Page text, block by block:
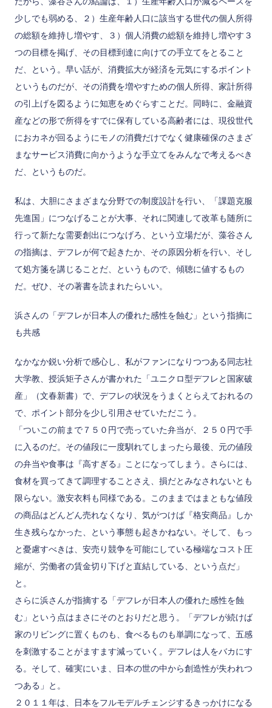
少しでも弱める、２）生産年齢人口に該当する世代の個人所得
の総額を維持し増やす、３）個人消費の総額を維持し増やす３
つの目標を掲げ、その目標到達に向けての手立てをとること
だ、という。早い話が、消費拡大が経済を元気にするポイント
というものだが、その消費を増やすための個人所得、家計所得
の引上げを図るように知恵をめぐらすことだ。同時に、金融資
産などの形で所得をすでに保有している高齢者には、現役世代
におカネが回るようにモノの消費だけでなく健康確保のさまざ
まなサービス消費に向かうような手立てをみんなで考えるべき
だ、というものだ。
私は、大胆にさまざまな分野での制度設計を行い、「課題克服
先進国」につなげることが大事、それに関連して改革も随所に
行って新たな需要創出につなげろ、という立場だが、藻谷さん
の指摘は、デフレが何で起きたか、その原因分析を行い、そし
て処方箋を講じることだ、というもので、傾聴に値するもの
だ。ぜひ、その著書を読まれたらいい。
浜さんの「デフレが日本人の優れた感性を蝕む」という指摘に
も共感
なかなか鋭い分析で感心し、私がファンになりつつある同志社
大学教、授浜矩子さんが書かれた「ユニクロ型デフレと国家破
産」（文春新書）で、デフレの状況をうまくとらえておれるの
で、ポイント部分を少し引用させていただこう。
「ついこの前まで７５０円で売っていた弁当が、２５０円で手
に入るのだ。その値段に一度馴れてしまったら最後、元の値段
の弁当や食事は『高すぎる』ことになってしまう。さらには、
食材を買ってきて調理することさえ、損だとみなされないとも
限らない。激安衣料も同様である。このままではまともな値段
の商品はどんどん売れなくなり、気がつけば『格安商品』しか
生き残らなかった、という事態も起きかねない。そして、もっ
と憂慮すべきは、安売り競争を可能にしている極端なコスト圧
縮が、労働者の賃金切り下げと直結している、という点だ」
と。
さらに浜さんが指摘する「デフレが日本人の優れた感性を蝕
む」という点はまさにそのとおりだと思う。「デフレが続けば
家のリビングに置くものも、食べるものも単調になって、五感
を刺激することがますます減っていく。デフレは人をバカにす
る。そして、確実にいま、日本の世の中から創造性が失われつ
つある」と。
２０１１年は、日本をフルモデルチェンジするきっかけになる